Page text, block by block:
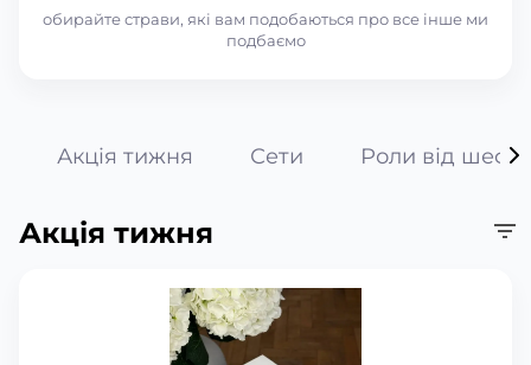
обирайте страви, які вам подобаються про все інше ми
подбаємо
Акція тижня Сети Роли від шефа
Акція тижня